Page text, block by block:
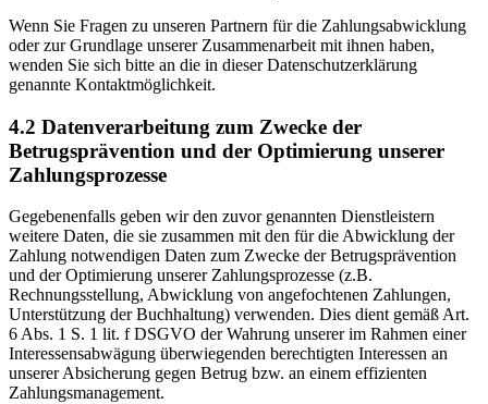
Wenn Sie Fragen zu unseren Partnern für die Zahlungsabwicklung
oder zur Grundlage unserer Zusammenarbeit mit ihnen haben,
wenden Sie sich bitte an die in dieser Datenschutzerklärung
genannte Kontaktmöglichkeit.
4.2 Datenverarbeitung zum Zwecke der
Betrugsprävention und der Optimierung unserer
Zahlungsprozesse
Gegebenenfalls geben wir den zuvor genannten Dienstleistern
weitere Daten, die sie zusammen mit den für die Abwicklung der
Zahlung notwendigen Daten zum Zwecke der Betrugsprävention
und der Optimierung unserer Zahlungsprozesse (z.B.
Rechnungsstellung, Abwicklung von angefochtenen Zahlungen,
Unterstützung der Buchhaltung) verwenden. Dies dient gemäß Art.
6 Abs. 1 S. 1 lit. f DSGVO der Wahrung unserer im Rahmen einer
Interessensabwägung überwiegenden berechtigten Interessen an
unserer Absicherung gegen Betrug bzw. an einem effizienten
Zahlungsmanagement.